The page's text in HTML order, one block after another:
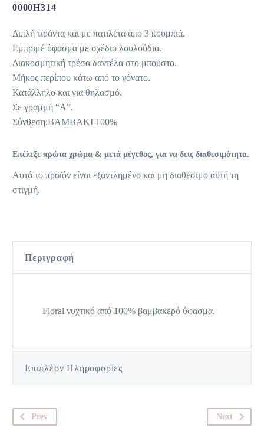
0000H314
Διπλή τιράντα και με πατιλέτα από 3 κουμπιά.
Εμπριμέ ύφασμα με σχέδιο λουλούδια.
Διακοσμητική τρέσα δαντέλα στο μπούστο.
Μήκος περίπου κάτω από το γόνατο.
Κατάλληλο και για θηλασμό.
Σε γραμμή “Α”.
Σύνθεση:ΒΑΜΒΑΚΙ 100%
Επέλεξε πρώτα χρώμα & μετά μέγεθος, για να δεις διαθεσιμότητα.
Αυτό το προϊόν είναι εξαντλημένο και μη διαθέσιμο αυτή τη
στιγμή.
Περιγραφή
Floral νυχτικό από 100% βαμβακερό ύφασμα.
Επιπλέον Πληροφορίες
Prev Next